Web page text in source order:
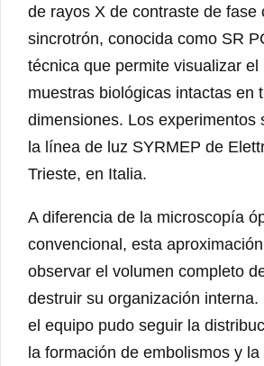
de rayos X de contraste de fase
sincrotrón, conocida como SR
técnica que permite visualizar el
muestras biológicas intactas en
dimensiones. Los experimentos
la línea de luz SYRMEP de
Trieste, en Italia.
A diferencia de la microscopía
convencional, esta
observar el volumen completo
destruir su organización interna.
el equipo pudo seguir la
la formación de embolismos y la